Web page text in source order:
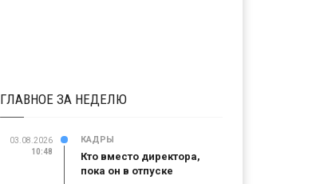
ГЛАВНОЕ ЗА НЕДЕЛЮ
03.08.2026
10:48
КАДРЫ
Кто вместо директора,
пока он в отпуске